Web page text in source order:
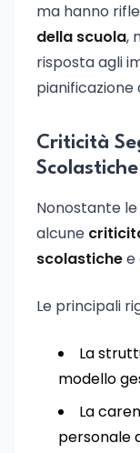
ma hanno
della scuola,
risposta agli
pianificazione
Criticità
Scolastiche
Nonostante
alcune
scolastichee
Le principali
La
modello
La
personale